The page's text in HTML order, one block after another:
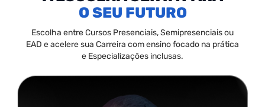
SEU FUTURO
Escolha entre Cursos Presenciais, Semipresenciais ou
EAD e acelere sua Carreira com ensino focado na prática
e Especializações inclusas.